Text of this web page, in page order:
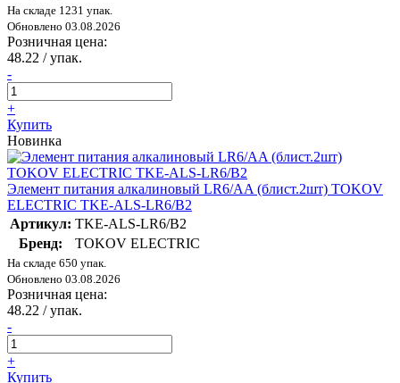
На складе 1231 упак.
Обновлено 03.08.2026
Розничная цена:
48.22 / упак.
-
+
Купить
Новинка
Элемент питания алкалиновый LR6/AA (блист.2шт) TOKOV
ELECTRIC TKE-ALS-LR6/B2
Артикул: TKE-ALS-LR6/B2
Бренд:
TOKOV ELECTRIC
На складе 650 упак.
Обновлено 03.08.2026
Розничная цена:
48.22 / упак.
-
+
Купить